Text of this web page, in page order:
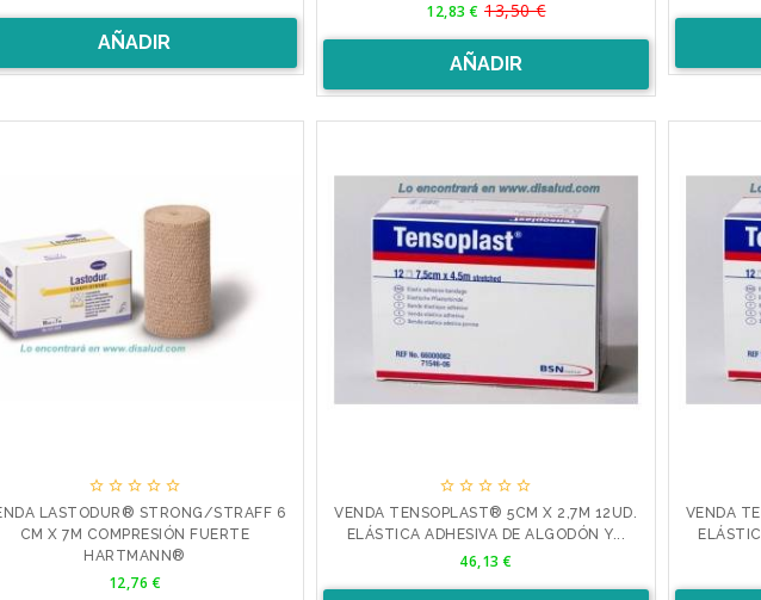
AÑADIR
12,83 €Precio
13,50 €
AÑADIR
    
LASTODUR® STRONG/STRAFF 6
CM X 7M COMPRESIÓN FUERTE
HARTMANN®
Precio
12,76 €
    
VENDA TENSOPLAST® 5CM X 2,7M 12UD.
ELÁSTICA ADHESIVA DE ALGODÓN Y...
Precio
46,13 €
VENDA